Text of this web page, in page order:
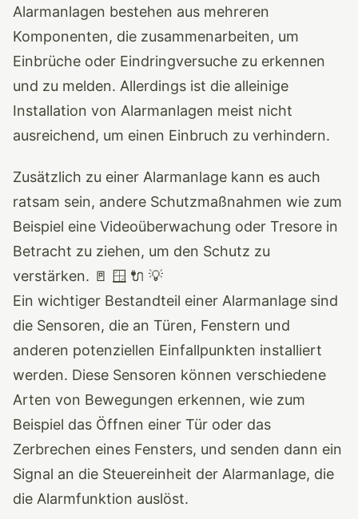
Alarmanlagen bestehen aus mehreren
Komponenten, die zusammenarbeiten, um
Einbrüche oder Eindringversuche zu erkennen
und zu melden. Allerdings ist die alleinige
Installation von Alarmanlagen meist nicht
ausreichend, um einen Einbruch zu verhindern.
Zusätzlich zu einer Alarmanlage kann es auch
ratsam sein, andere Schutzmaßnahmen wie zum
Beispiel eine Videoüberwachung oder Tresore in
Betracht zu ziehen, um den Schutz zu
verstärken. 🚪 🪟 🔌 💡
Ein wichtiger Bestandteil einer Alarmanlage sind
die Sensoren, die an Türen, Fenstern und
anderen potenziellen Einfallpunkten installiert
werden. Diese Sensoren können verschiedene
Arten von Bewegungen erkennen, wie zum
Beispiel das Öffnen einer Tür oder das
Zerbrechen eines Fensters, und senden dann ein
Signal an die Steuereinheit der Alarmanlage, die
die Alarmfunktion auslöst.